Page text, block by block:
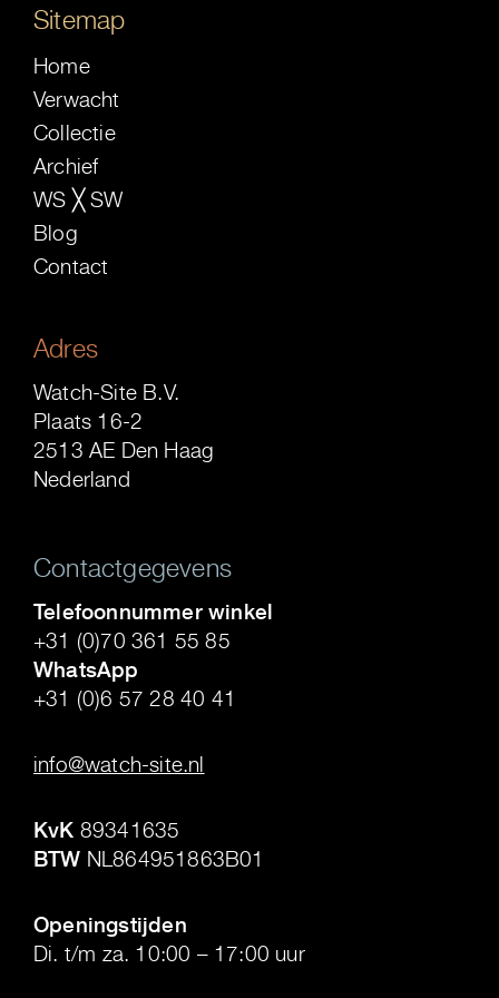
Sitemap
Home
Verwacht
Collectie
Archief
WS ╳ SW
Blog
Contact
Adres
Watch-Site B.V.
Plaats 16-2
2513 AE Den Haag
Nederland
Contactgegevens
Telefoonnummer winkel
+31 (0)70 361 55 85
WhatsApp
+31 (0)6 57 28 40 41
info@watch-site.nl
KvK 89341635
BTW NL864951863B01
Openingstijden
Di. t/m za. 10:00 – 17:00 uur